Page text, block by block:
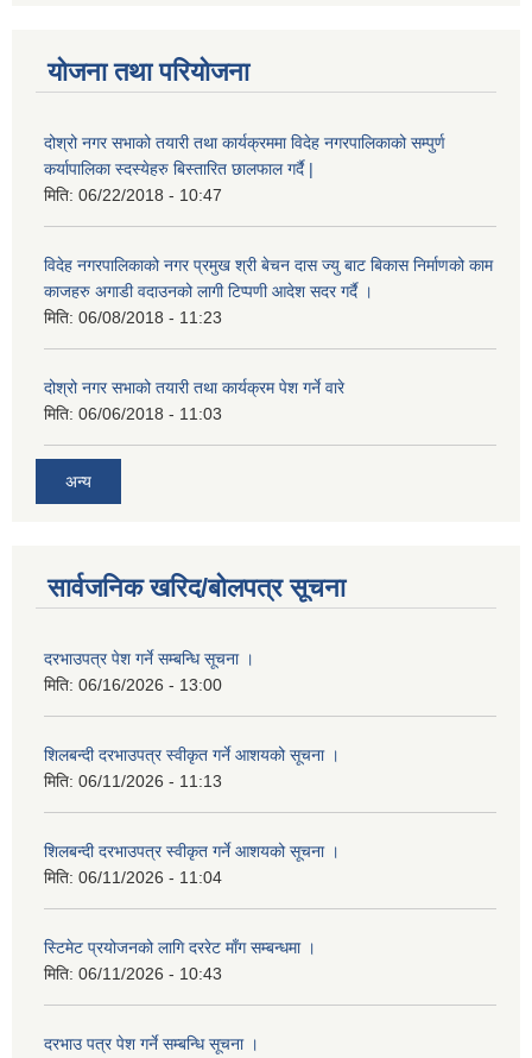
योजना तथा परियोजना
दोश्रो नगर सभाको तयारी तथा कार्यक्रममा विदेह नगरपालिकाको सम्पुर्ण
कर्यापालिका स्दस्येहरु बिस्तारित छालफाल गर्दै |
मिति: 06/22/2018 - 10:47
विदेह नगरपालिकाको नगर प्रमुख श्री बेचन दास ज्यु बाट बिकास निर्माणको काम
काजहरु अगाडी वदाउनको लागी टिप्पणी आदेश सदर गर्दै ।
मिति: 06/08/2018 - 11:23
दोश्रो नगर सभाको तयारी तथा कार्यक्रम पेश गर्ने वारे
मिति: 06/06/2018 - 11:03
अन्य
सार्वजनिक खरिद/बोलपत्र सूचना
दरभाउपत्र पेश गर्ने सम्बन्धि सूचना ।
मिति: 06/16/2026 - 13:00
शिलबन्दी दरभाउपत्र स्वीकृत गर्ने आशयको सूचना ।
मिति: 06/11/2026 - 11:13
शिलबन्दी दरभाउपत्र स्वीकृत गर्ने आशयको सूचना ।
मिति: 06/11/2026 - 11:04
स्टिमेट प्रयोजनको लागि दररेट माँग सम्बन्धमा ।
मिति: 06/11/2026 - 10:43
दरभाउ पत्र पेश गर्ने सम्बन्धि सूचना ।